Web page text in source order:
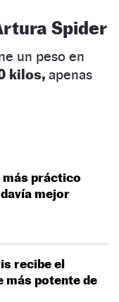
Spider
un peso en
kilos, apenas
más práctico
mejor
recibe el
más potente de